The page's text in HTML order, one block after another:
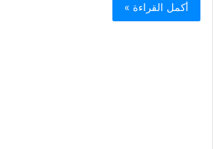
أكمل القراءة »